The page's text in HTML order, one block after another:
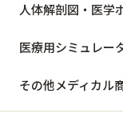
人体解剖図・医学
医療用シミュレー
その他メディカル